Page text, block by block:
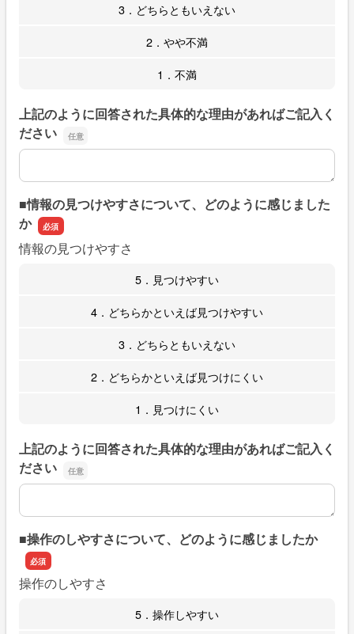
3．どちらともいえない
2．やや不満
1．不満
上記のように回答された具体的な理由があればご記入く
ださい
上記のように回答された具体的な理由があればご記入くだ
■情報の見つけやすさについて、どのように感じました
か
情報の見つけやすさ
5．見つけやすい
4．どちらかといえば見つけやすい
3．どちらともいえない
2．どちらかといえば見つけにくい
1．見つけにくい
上記のように回答された具体的な理由があればご記入く
ださい
上記のように回答された具体的な理由があればご記入くだ
■操作のしやすさについて、どのように感じましたか
操作のしやすさ
5．操作しやすい